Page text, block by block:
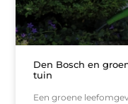
Den Bosch en
tuin
Een groene